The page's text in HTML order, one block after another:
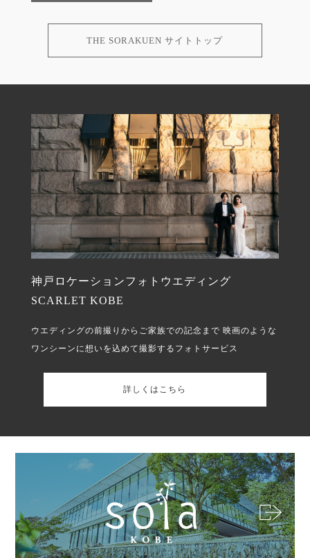
THE SORAKUEN サイトトップ
神戸ロケーションフォトウエディング
SCARLET KOBE
ウエディングの前撮りからご家族での記念まで 映画のような
ワンシーンに想いを込めて撮影するフォトサービス
詳しくはこちら